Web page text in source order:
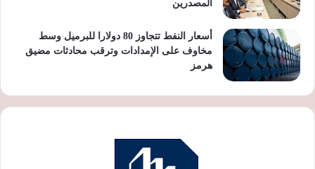
المصدرين
أسعار النفط تتجاوز 80 دولارا للبرميل وسط
مخاوف على الإمدادات وترقب محادثات مضيق
هرمز